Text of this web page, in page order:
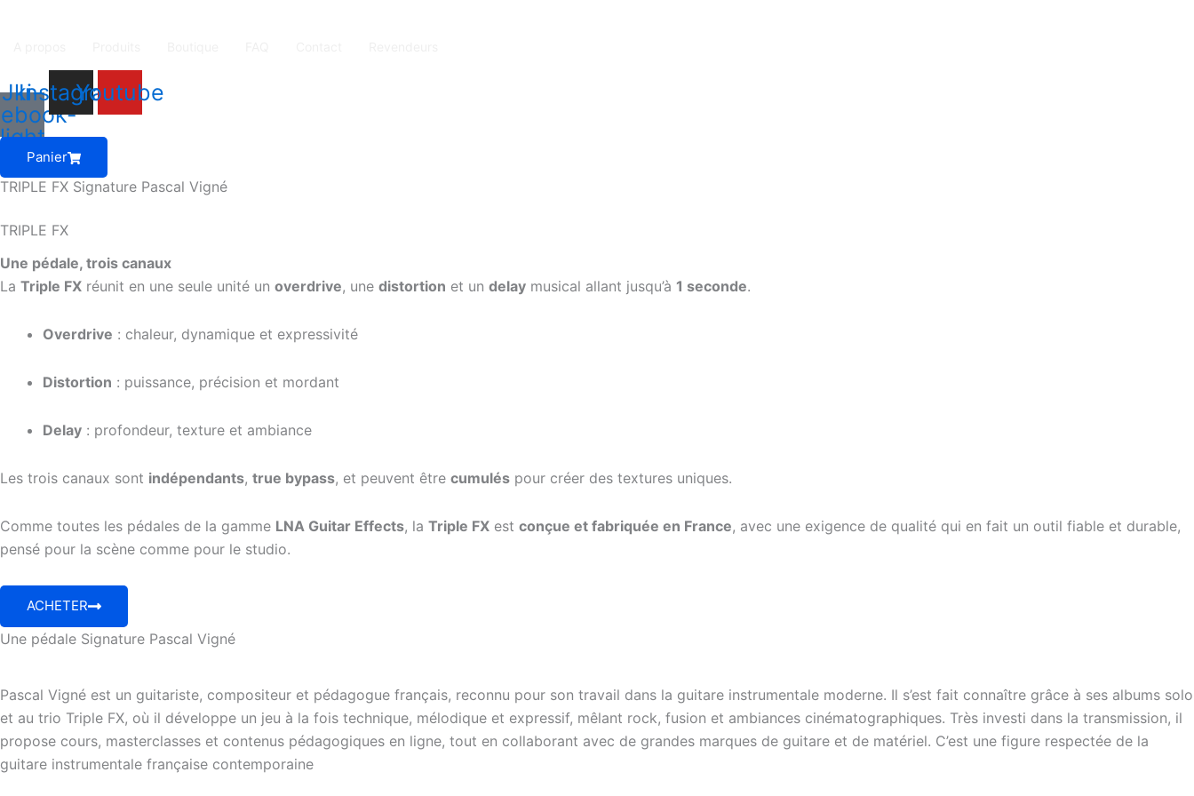
Jki-
light
Instagram
Youtube
Panier
TRIPLE FX Signature Pascal Vigné
TRIPLE FX
Une pédale, trois canaux
La Triple FX réunit en une seule unité un overdrive, une distortion et un delay musical allant jusqu’à 1 seconde.
Overdrive : chaleur, dynamique et expressivité
Distortion : puissance, précision et mordant
Delay : profondeur, texture et ambiance
Les trois canaux sont indépendants, true bypass, et peuvent être cumulés pour créer des textures uniques.
Comme toutes les pédales de la gamme LNA Guitar Effects, la Triple FX est conçue et fabriquée en France, avec une exigence de qualité qui en fait un outil fiable et durable,
pensé pour la scène comme pour le studio.
ACHETER
Une pédale Signature Pascal Vigné
Pascal Vigné est un guitariste, compositeur et pédagogue français, reconnu pour son travail dans la guitare instrumentale moderne. Il s’est fait connaître grâce à ses albums solo
et au trio Triple FX, où il développe un jeu à la fois technique, mélodique et expressif, mêlant rock, fusion et ambiances cinématographiques. Très investi dans la transmission, il
propose cours, masterclasses et contenus pédagogiques en ligne, tout en collaborant avec de grandes marques de guitare et de matériel. C’est une figure respectée de la
guitare instrumentale française contemporaine